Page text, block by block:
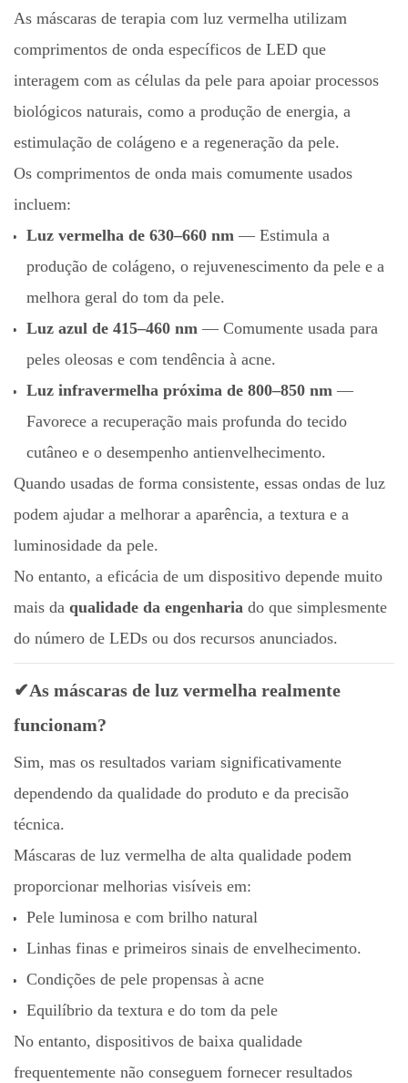
As máscaras de terapia com luz vermelha utilizam
comprimentos de onda específicos de LED que
interagem com as células da pele para apoiar processos
biológicos naturais, como a produção de energia, a
estimulação de colágeno e a regeneração da pele.
Os comprimentos de onda mais comumente usados ​​
incluem:
Luz vermelha de 630–660 nm — Estimula a
produção de colágeno, o rejuvenescimento da pele e a
melhora geral do tom da pele.
Luz azul de 415–460 nm — Comumente usada para
peles oleosas e com tendência à acne.
Luz infravermelha próxima de 800–850 nm —
Favorece a recuperação mais profunda do tecido
cutâneo e o desempenho antienvelhecimento.
Quando usadas de forma consistente, essas ondas de luz
podem ajudar a melhorar a aparência, a textura e a
luminosidade da pele.
No entanto, a eficácia de um dispositivo depende muito
mais da qualidade da engenharia do que simplesmente
do número de LEDs ou dos recursos anunciados.
✔As máscaras de luz vermelha realmente
funcionam?
Sim, mas os resultados variam significativamente
dependendo da qualidade do produto e da precisão
técnica.
Máscaras de luz vermelha de alta qualidade podem
proporcionar melhorias visíveis em:
Pele luminosa e com brilho natural
Linhas finas e primeiros sinais de envelhecimento.
Condições de pele propensas à acne
Equilíbrio da textura e do tom da pele
No entanto, dispositivos de baixa qualidade
frequentemente não conseguem fornecer resultados